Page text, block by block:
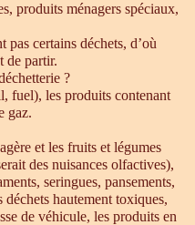
produits ménagers spéciaux,
pas certains déchets, d’où
de partir.
?
fuel), les produits contenant
gaz.
et les fruits et légumes
des nuisances olfactives),
seringues, pansements,
hautement toxiques,
de véhicule, les produits en